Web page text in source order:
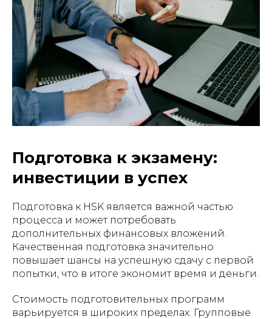
Подготовка к экзамену:
инвестиции в успех
Подготовка к HSK является важной частью
процесса и может потребовать
дополнительных финансовых вложений.
Качественная подготовка значительно
повышает шансы на успешную сдачу с первой
попытки, что в итоге экономит время и деньги.
Стоимость подготовительных программ
варьируется в широких пределах. Групповые